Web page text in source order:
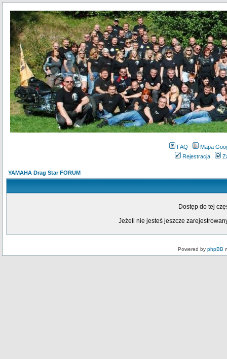
FAQ
Mapa
Rejestracja
YAMAHA Drag Star FORUM
Dostęp do tej
Jeżeli nie jesteś jeszcze
Powered by phpBB